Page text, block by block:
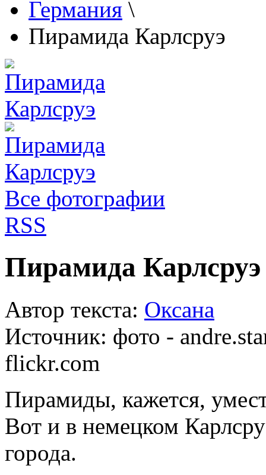
Германия \
Пирамида Карлсруэ
Все фотографии
RSS
Пирамида Карлсруэ
Автор текста: Оксана
Источник: фото -
flickr.com
Пирамиды, кажется,
Вот и в немецком
города.